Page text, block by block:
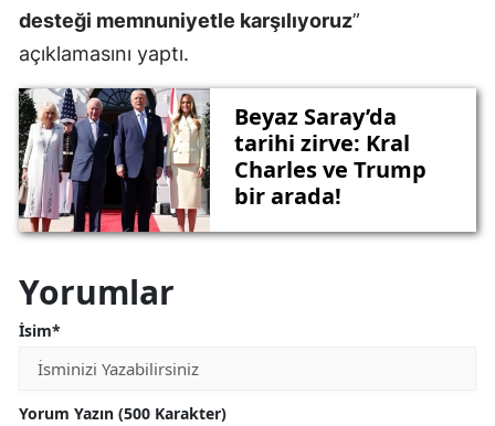
desteği memnuniyetle karşılıyoruz”
açıklamasını yaptı.
Beyaz Saray’da
tarihi zirve: Kral
Charles ve Trump
bir arada!
Yorumlar
İsim*
Yorum Yazın (500 Karakter)